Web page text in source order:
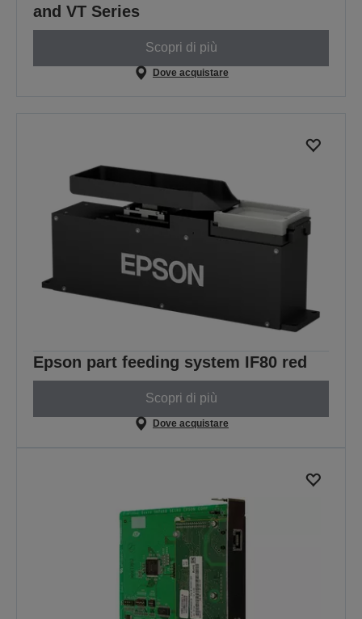
and VT Series
Scopri di più
Dove acquistare
Epson part feeding system IF80 red
Scopri di più
Dove acquistare